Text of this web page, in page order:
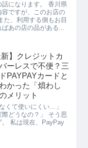
になります。 香川県
ですが、このお店の
た、利用する側もお目
あの店の品がある...
新】クレジットカ
ーレスで不便？三
PAYPAYカードと
かった「煩わし
メリット
くて使いにくい…」
際どうなの？」 そう思
。 私は現在、PayPay